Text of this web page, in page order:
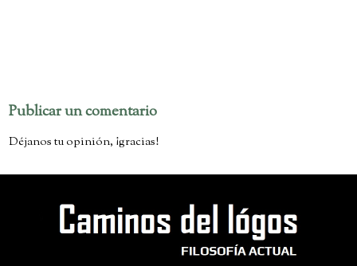
Publicar un comentario
Déjanos tu opinión, ¡gracias!